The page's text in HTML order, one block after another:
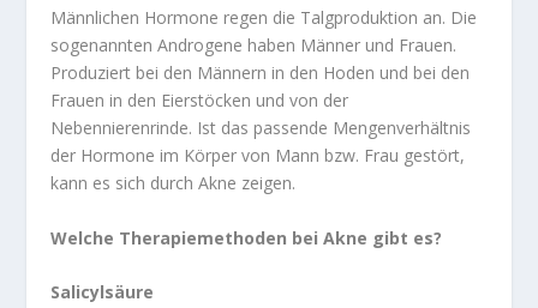
Männlichen Hormone regen die Talgproduktion an. Die
sogenannten Androgene haben Männer und Frauen.
Produziert bei den Männern in den Hoden und bei den
Frauen in den Eierstöcken und von der
Nebennierenrinde. Ist das passende Mengenverhältnis
der Hormone im Körper von Mann bzw. Frau gestört,
kann es sich durch Akne zeigen.
Welche Therapiemethoden bei Akne gibt es?
Salicylsäure